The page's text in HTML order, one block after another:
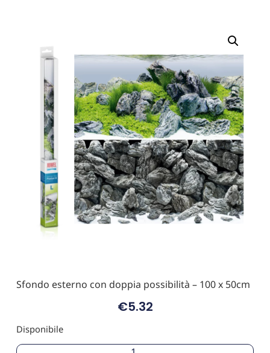
Sfondo esterno con doppia possibilità – 100 x 50cm
€5.32
Disponibile